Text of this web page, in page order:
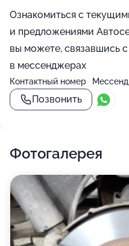
Ознакомиться с
и предложениями
вы можете, связавшись
в мессенджерах
Контактный номер
Позвонить
Фотогалерея